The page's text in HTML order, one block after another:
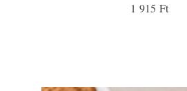
1 915 Ft